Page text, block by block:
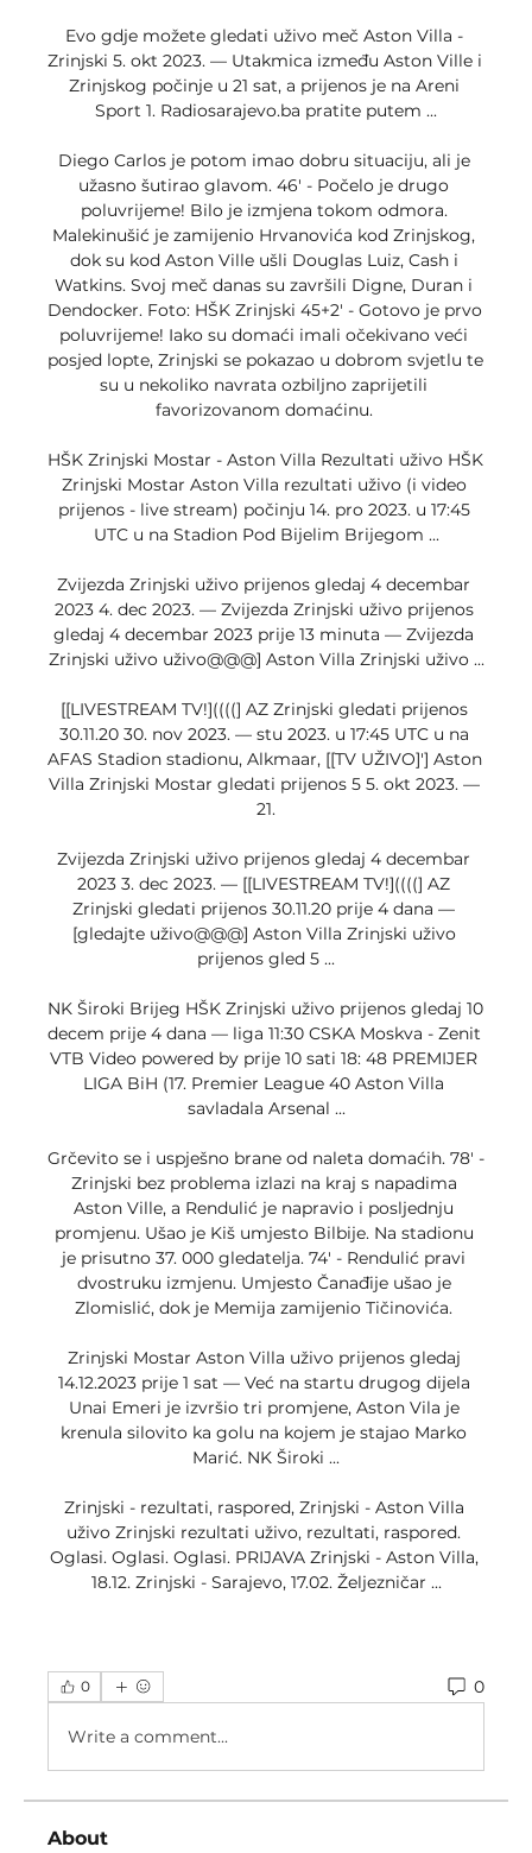
Evo gdje možete gledati uživo meč Aston Villa -
Zrinjski 5. okt 2023. — Utakmica između Aston Ville i
Zrinjskog počinje u 21 sat, a prijenos je na Areni
Sport 1. Radiosarajevo.ba pratite putem ...
Diego Carlos je potom imao dobru situaciju, ali je
užasno šutirao glavom. 46' - Počelo je drugo
poluvrijeme! Bilo je izmjena tokom odmora.
Malekinušić je zamijenio Hrvanovića kod Zrinjskog,
dok su kod Aston Ville ušli Douglas Luiz, Cash i
Watkins. Svoj meč danas su završili Digne, Duran i
Dendocker. Foto: HŠK Zrinjski 45+2' - Gotovo je prvo
poluvrijeme! Iako su domaći imali očekivano veći
posjed lopte, Zrinjski se pokazao u dobrom svjetlu te
su u nekoliko navrata ozbiljno zaprijetili
favorizovanom domaćinu.
HŠK Zrinjski Mostar - Aston Villa Rezultati uživo HŠK
Zrinjski Mostar Aston Villa rezultati uživo (i video
prijenos - live stream) počinju 14. pro 2023. u 17:45
UTC u na Stadion Pod Bijelim Brijegom ...
Zvijezda Zrinjski uživo prijenos gledaj 4 decembar
2023 4. dec 2023. — Zvijezda Zrinjski uživo prijenos
gledaj 4 decembar 2023 prije 13 minuta — Zvijezda
Zrinjski uživo uživo@@@] Aston Villa Zrinjski uživo ...
[[LIVESTREAM TV!]((((] AZ Zrinjski gledati prijenos
30.11.20 30. nov 2023. — stu 2023. u 17:45 UTC u na
AFAS Stadion stadionu, Alkmaar, [[TV UŽIVO]'] Aston
Villa Zrinjski Mostar gledati prijenos 5 5. okt 2023. —
21.
Zvijezda Zrinjski uživo prijenos gledaj 4 decembar
2023 3. dec 2023. — [[LIVESTREAM TV!]((((] AZ
Zrinjski gledati prijenos 30.11.20 prije 4 dana —
[gledajte uživo@@@] Aston Villa Zrinjski uživo
prijenos gled 5 ...
NK Široki Brijeg HŠK Zrinjski uživo prijenos gledaj 10
decem prije 4 dana — liga 11:30 CSKA Moskva - Zenit
VTB Video powered by prije 10 sati 18: 48 PREMIJER
LIGA BiH (17. Premier League 40 Aston Villa
savladala Arsenal ...
Grčevito se i uspješno brane od naleta domaćih. 78' -
Zrinjski bez problema izlazi na kraj s napadima
Aston Ville, a Rendulić je napravio i posljednju
promjenu. Ušao je Kiš umjesto Bilbije. Na stadionu
je prisutno 37. 000 gledatelja. 74' - Rendulić pravi
dvostruku izmjenu. Umjesto Čanađije ušao je
Zlomislić, dok je Memija zamijenio Tičinovića.
Zrinjski Mostar Aston Villa uživo prijenos gledaj
14.12.2023 prije 1 sat — Već na startu drugog dijela
Unai Emeri je izvršio tri promjene, Aston Vila je
krenula silovito ka golu na kojem je stajao Marko
Marić. NK Široki ...
Zrinjski - rezultati, raspored, Zrinjski - Aston Villa
uživo Zrinjski rezultati uživo, rezultati, raspored.
Oglasi. Oglasi. Oglasi. PRIJAVA Zrinjski - Aston Villa,
18.12. Zrinjski - Sarajevo, 17.02. Željezničar ...
0 0
Write a comment...
About